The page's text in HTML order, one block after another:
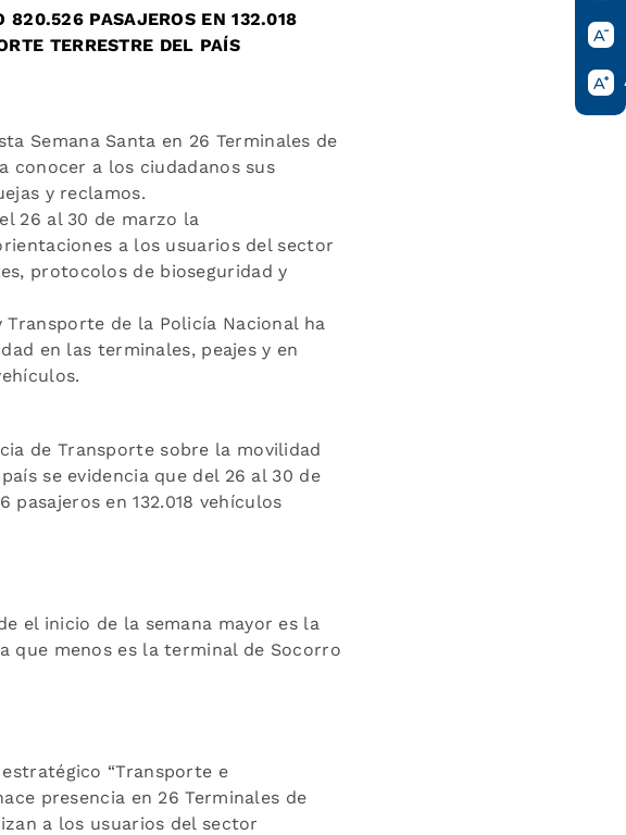
820.526 PASAJEROS EN 132.018
TERRESTRE DEL PAÍS
Semana Santa en 26 Terminales de
conocer a los ciudadanos sus
y reclamos.
26 al 30 de marzo la
a los usuarios del sector
protocolos de bioseguridad y
de la Policía Nacional ha
en las terminales, peajes y en
de Transporte sobre la movilidad
se evidencia que del 26 al 30 de
en 132.018 vehículos
el inicio de la semana mayor es la
que menos es la terminal de Socorro
“Transporte e
presencia en 26 Terminales de
a los usuarios del sector